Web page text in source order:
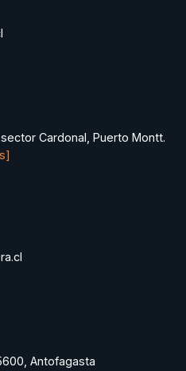
Cardonal, Puerto Montt.
Antofagasta